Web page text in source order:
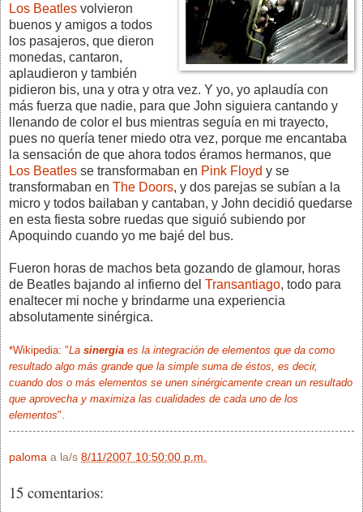
Los Beatles volvieron
buenos y amigos a todos
los pasajeros, que dieron
monedas, cantaron,
aplaudieron y también
pidieron bis, una y otra y otra vez. Y yo, yo aplaudía con
más fuerza que nadie, para que John siguiera cantando y
llenando de color el bus mientras seguía en mi trayecto,
pues no quería tener miedo otra vez, porque me encantaba
la sensación de que ahora todos éramos hermanos, que
Los Beatles se transformaban en Pink Floyd y se
transformaban en The Doors, y dos parejas se subían a la
micro y todos bailaban y cantaban, y John decidió quedarse
en esta fiesta sobre ruedas que siguió subiendo por
Apoquindo cuando yo me bajé del bus.
Fueron horas de machos beta gozando de glamour, horas
de Beatles bajando al infierno del Transantiago, todo para
enaltecer mi noche y brindarme una experiencia
absolutamente sinérgica.
*Wikipedia: "La sinergia es la integración de elementos que da como
resultado algo más grande que la simple suma de éstos, es decir,
cuando dos o más elementos se unen sinérgicamente crean un resultado
que aprovecha y maximiza las cualidades de cada uno de los
elementos".
paloma a la/s 8/11/2007 10:50:00 p.m.
15 comentarios: